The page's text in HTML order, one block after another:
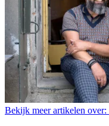
Bekijk meer artikelen over: